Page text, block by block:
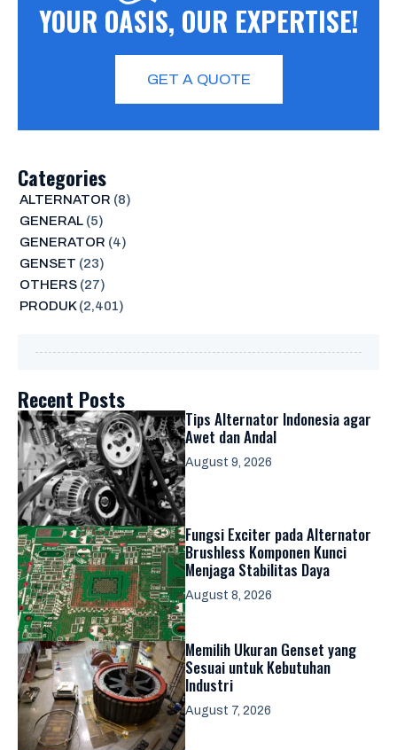
YOUR OASIS, OUR EXPERTISE!
GET A QUOTE
Categories
ALTERNATOR (8)
GENERAL(5)
GENERATOR (4)
GENSET (23)
OTHERS(27)
PRODUK(2,401)
Recent Posts
Tips Alternator Indonesia agar
Awet dan Andal
August 9, 2026
Fungsi Exciter pada Alternator
Brushless Komponen Kunci
Menjaga Stabilitas Daya
August 8, 2026
Memilih Ukuran Genset yang
Sesuai untuk Kebutuhan
Industri
August 7, 2026